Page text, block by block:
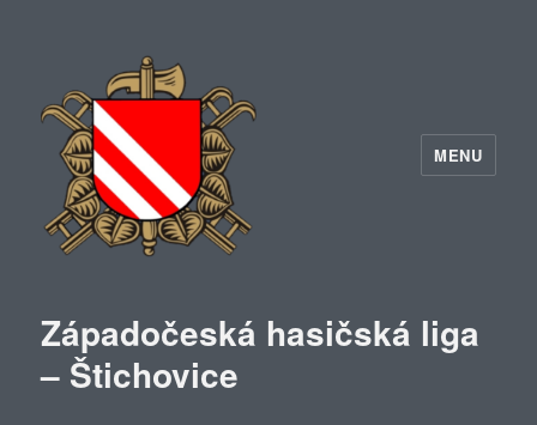
MENU
Západočeská hasičská liga
– Štichovice